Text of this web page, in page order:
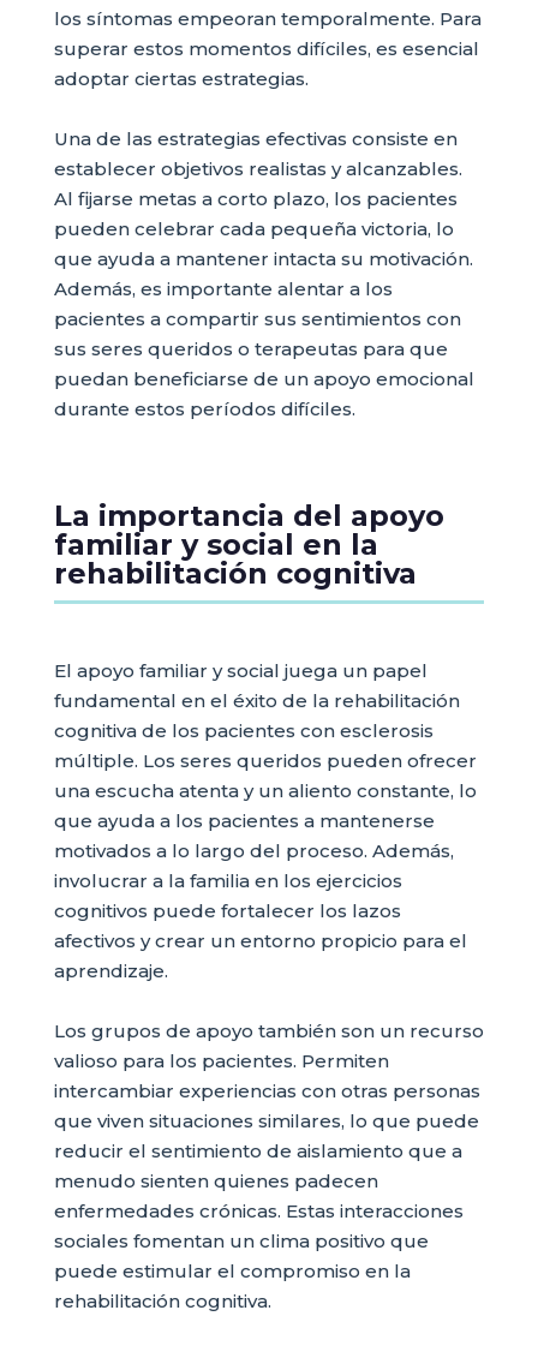
los síntomas empeoran temporalmente. Para
superar estos momentos difíciles, es esencial
adoptar ciertas estrategias.
Una de las estrategias efectivas consiste en
establecer objetivos realistas y alcanzables.
Al fijarse metas a corto plazo, los pacientes
pueden celebrar cada pequeña victoria, lo
que ayuda a mantener intacta su motivación.
Además, es importante alentar a los
pacientes a compartir sus sentimientos con
sus seres queridos o terapeutas para que
puedan beneficiarse de un apoyo emocional
durante estos períodos difíciles.
La importancia del apoyo
familiar y social en la
rehabilitación cognitiva
El apoyo familiar y social juega un papel
fundamental en el éxito de la rehabilitación
cognitiva de los pacientes con esclerosis
múltiple. Los seres queridos pueden ofrecer
una escucha atenta y un aliento constante, lo
que ayuda a los pacientes a mantenerse
motivados a lo largo del proceso. Además,
involucrar a la familia en los ejercicios
cognitivos puede fortalecer los lazos
afectivos y crear un entorno propicio para el
aprendizaje.
Los grupos de apoyo también son un recurso
valioso para los pacientes. Permiten
intercambiar experiencias con otras personas
que viven situaciones similares, lo que puede
reducir el sentimiento de aislamiento que a
menudo sienten quienes padecen
enfermedades crónicas. Estas interacciones
sociales fomentan un clima positivo que
puede estimular el compromiso en la
rehabilitación cognitiva.